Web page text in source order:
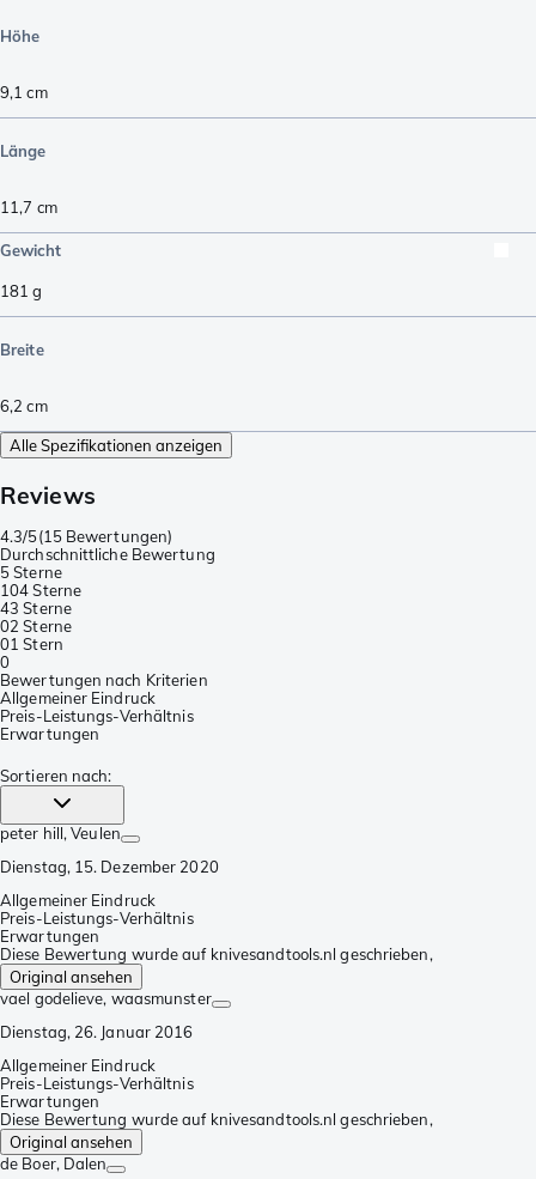
Höhe
9,1 cm
Länge
11,7 cm
Gewicht
181 g
Breite
6,2 cm
Alle Spezifikationen anzeigen
Reviews
4.3/5(15 Bewertungen)
Durchschnittliche Bewertung
5 Sterne
104 Sterne
43 Sterne
02 Sterne
01 Stern
0
Bewertungen nach Kriterien
Allgemeiner Eindruck
Preis-Leistungs-Verhältnis
Erwartungen
Sortieren nach:
peter hill, Veulen
Dienstag, 15. Dezember 2020
Allgemeiner Eindruck
Preis-Leistungs-Verhältnis
Erwartungen
Diese Bewertung wurde auf knivesandtools.nl geschrieben,
Original ansehen
vael godelieve, waasmunster
Dienstag, 26. Januar 2016
Allgemeiner Eindruck
Preis-Leistungs-Verhältnis
Erwartungen
Diese Bewertung wurde auf knivesandtools.nl geschrieben,
Original ansehen
de Boer, Dalen